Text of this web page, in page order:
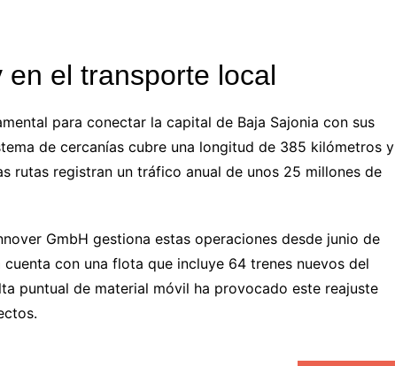
el transporte local
para conectar la capital de Baja Sajonia con sus
de cercanías cubre una longitud de 385 kilómetros y
rutas registran un tráfico anual de unos 25 millones de
GmbH gestiona estas operaciones desde junio de
con una flota que incluye 64 trenes nuevos del
puntual de material móvil ha provocado este reajuste